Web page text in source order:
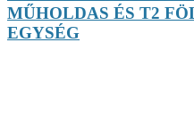
MŰHOLDAS ÉS T2
EGYSÉG